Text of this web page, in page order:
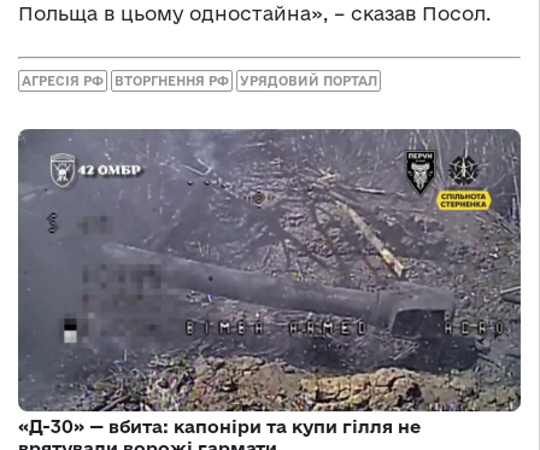
Польща в цьому одностайна», – сказав Посол.
АГРЕСІЯ РФ ВТОРГНЕННЯ РФ УРЯДОВИЙ ПОРТАЛ
«Д-30» — вбита: капоніри та купи гілля не